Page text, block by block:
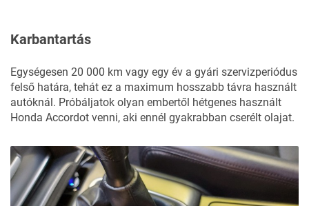
Karbantartás
Egységesen 20 000 km vagy egy év a gyári szervizperiódus
felső határa, tehát ez a maximum hosszabb távra használt
autóknál. Próbáljatok olyan embertől hétgenes használt
Honda Accordot venni, aki ennél gyakrabban cserélt olajat.